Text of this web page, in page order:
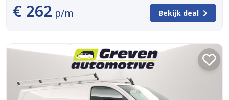
€ 262 p/m Bekijk deal